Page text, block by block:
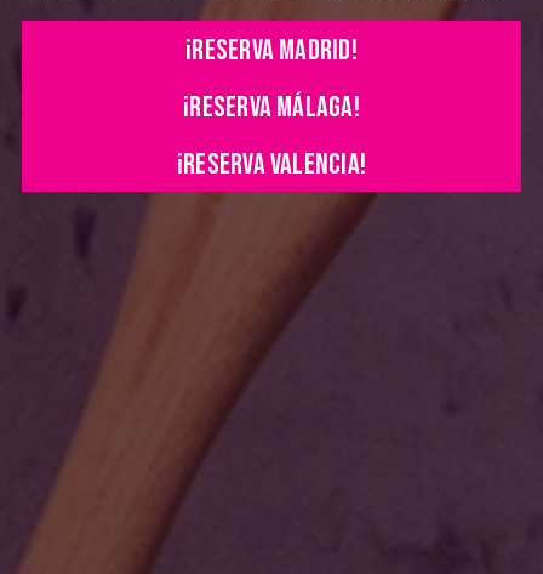
¡RESERVA MADRID!
¡RESERVA MÁLAGA!
¡RESERVA VALENCIA!